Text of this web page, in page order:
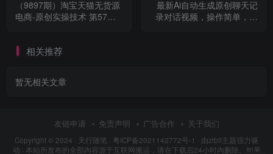
（9897期）淘宝天猫无货源
电商-原创实操技术 第57期
最新Ai自动生成原创聊天记
录对话视频，操作简单，日
相关推荐
暂无相关文章
友链申请 免责声明 广告合作 关于我们
Copyright © 2024 · 天行随笔 · 粤ICP备2021142772号-1 · 由zibll主题强力驱
动 · 本站所发布的全部内容源于互联网搬运，请在下载后24小时内删除。如果